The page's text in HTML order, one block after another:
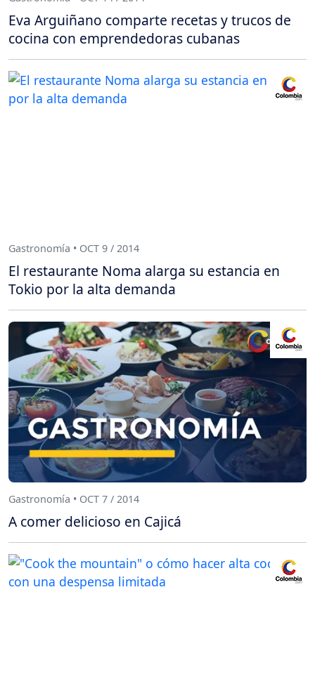
Eva Arguiñano comparte recetas y trucos de
cocina con emprendedoras cubanas
Gastronomía • OCT 9 / 2014
El restaurante Noma alarga su estancia en
Tokio por la alta demanda
Gastronomía • OCT 7 / 2014
A comer delicioso en Cajicá